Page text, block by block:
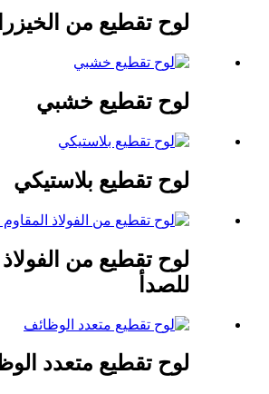
لوح تقطيع من
لوح تقطيع خشبي
لوح تقطيع بلاستيكي
لوح تقطيع من
للصدأ
لوح تقطيع متعدد